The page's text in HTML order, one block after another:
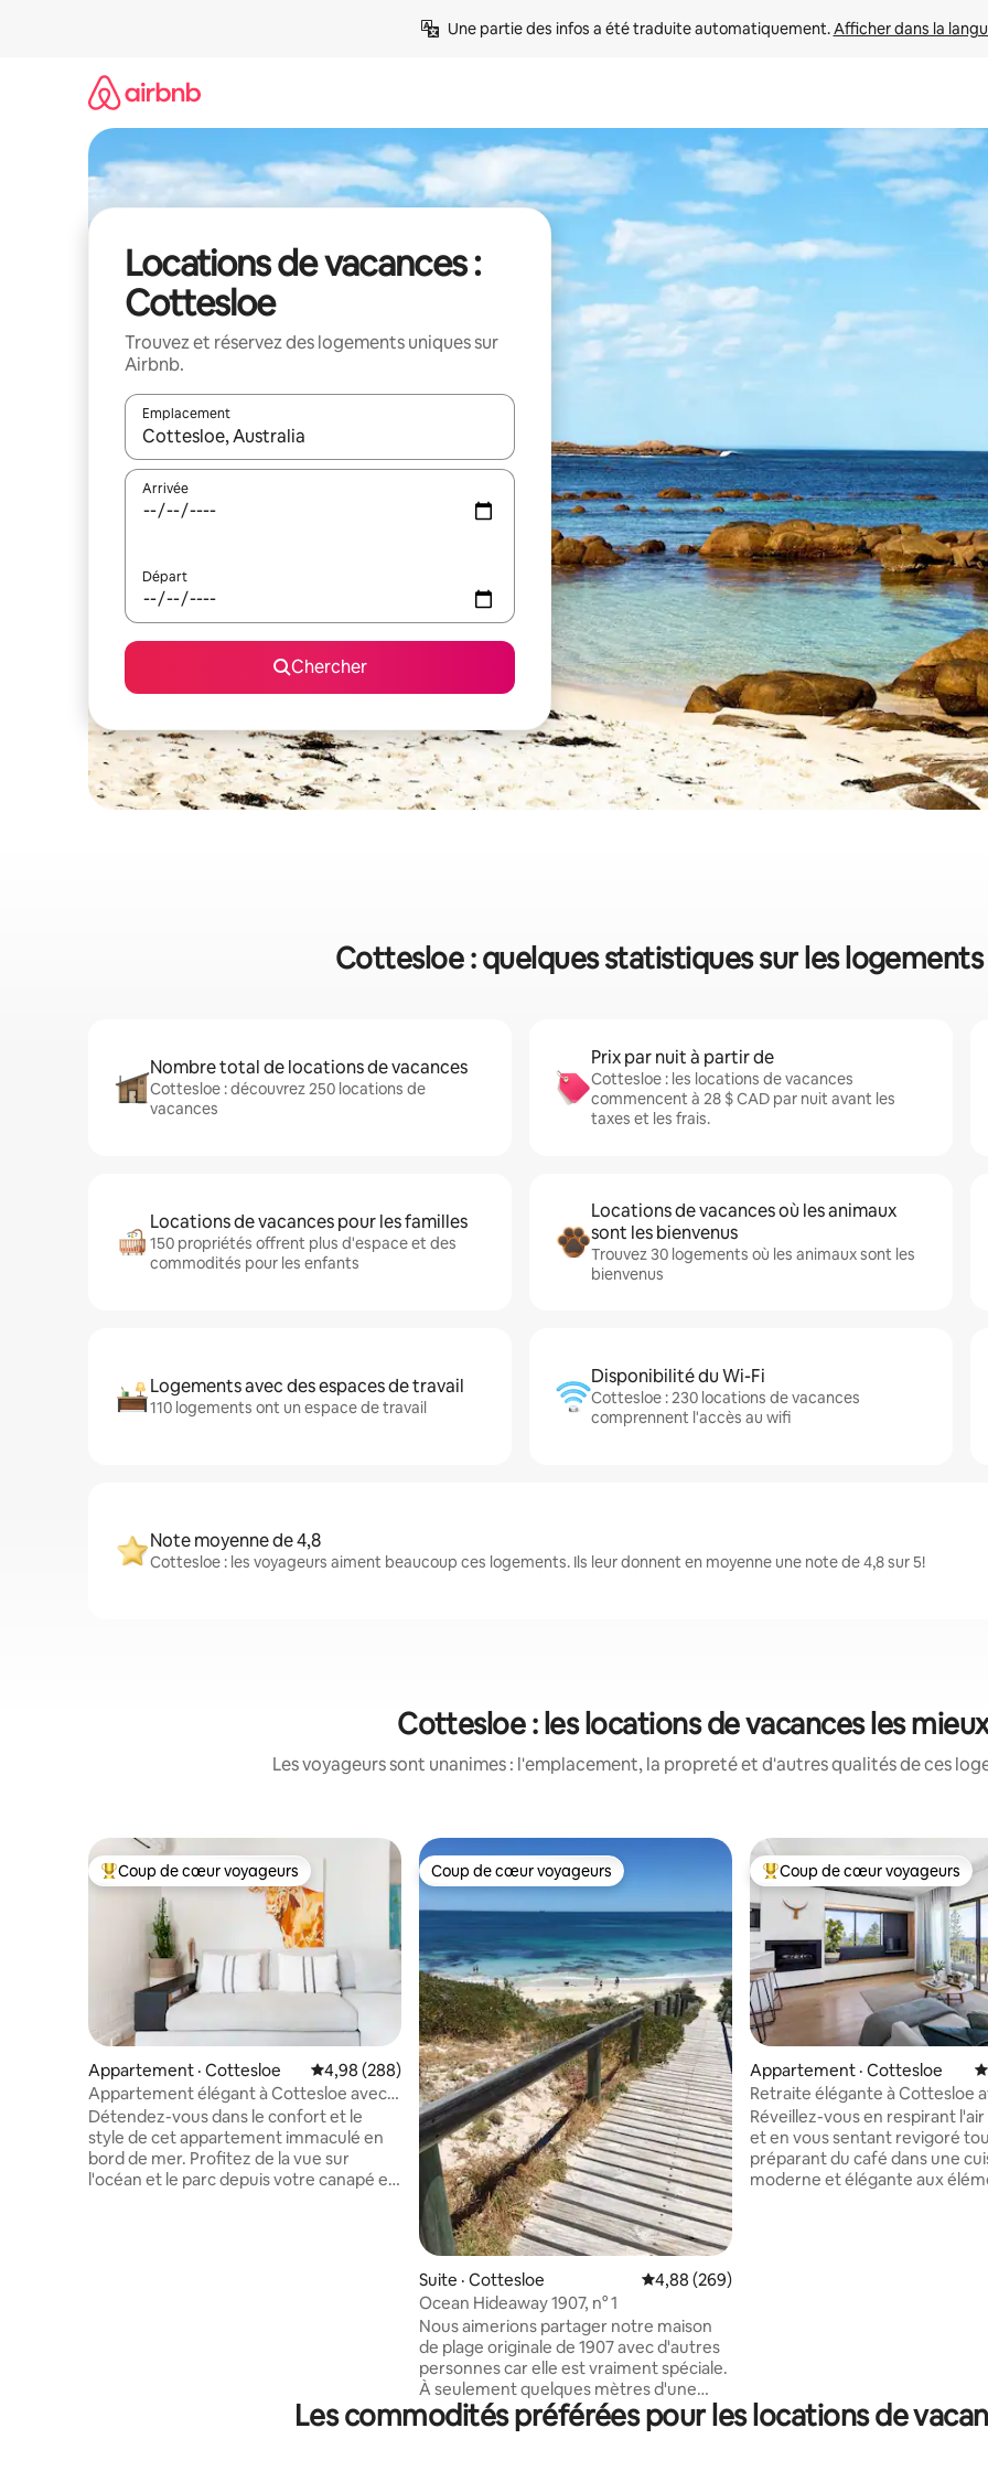
Une partie des infos a été traduite automatiquement. Afficher dans la
Locations de vacances :
Cottesloe
Trouvez et réservez des logements uniques sur
Airbnb.
Emplacement
Quand les résultats sont affichés, parcourez-les en utilisant les flèches vers le haut et vers le bas, ou en appuyant
Arrivée
Départ
Chercher
Cottesloe : quelques statistiques sur les
Nombre total de locations de vacances
Cottesloe : découvrez 250 locations de
vacances
Prix par nuit à partir de
Cottesloe : les locations de vacances
commencent à 28 $ CAD par nuit avant les
taxes et les frais.
Locations de vacances pour les familles
150 propriétés offrent plus d'espace et des
commodités pour les enfants
Locations de vacances où les animaux
sont les bienvenus
Trouvez 30 logements où les animaux sont les
bienvenus
Logements avec des espaces de travail
110 logements ont un espace de travail
Disponibilité du Wi-Fi
Cottesloe : 230 locations de vacances
comprennent l'accès au wifi
Note moyenne de 4,8
Cottesloe : les voyageurs aiment beaucoup ces logements. Ils leur donnent en moyenne une note de 4,8 sur 5!
Cottesloe : les locations de vacances les
Les voyageurs sont unanimes : l'emplacement, la propreté et d'autres qualités de ces
Coup de cœur voyageurs parmi les plus aimés
Coup de cœur voyageurs
Appartement · Cottesloe Note moyenne de 4,98 sur 5, 288 commentaires
4,98 (288)
Appartement élégant à Cottesloe avec
vue sur l'océan
Détendez-vous dans le confort et le
style de cet appartement immaculé en
bord de mer. Profitez de la vue sur
l'océan et le parc depuis votre canapé et
disponible à vos dates, veuillez me
contacter car je pourrai peut-être vous
Coup de cœur voyageurs
Coup de cœur voyageurs
Suite · Cottesloe Note moyenne de 4,88 sur 5, 269
4,88 (269)
Ocean Hideaway 1907, n° 1
Nous aimerions partager notre maison
de plage originale de 1907 avec d'autres
personnes car elle est vraiment spéciale.
À seulement quelques mètres d'une
superbe longue plage de sable, elle est à
deux pas de superbes cafés. Vous avez
Coup de cœur voyageurs
Coup de cœur voyageurs
Appartement · Cottesloe
Retraite élégante à Cottesloe
imprenable sur l'océan
Réveillez-vous en respirant l'air
et en vous sentant revigoré
préparant du café dans une
moderne et élégante aux
quelques pas de cet
branché au dernier étage du
Les commodités préférées pour les locations de